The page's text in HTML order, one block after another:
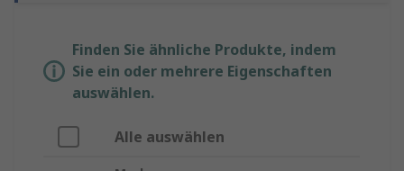
Finden Sie ähnliche Produkte, indem
Sie ein oder mehrere Eigenschaften
auswählen.
Alle auswählen